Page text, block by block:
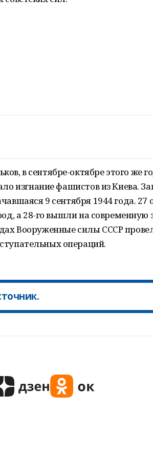
в сентябре-октябре этого же
изгнание фашистов из Киева.
9 сентября 1944 года. 27
а 28-го вышли на современную
Вооруженные силы СССР
операций.